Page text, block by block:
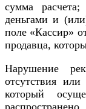
сумма
деньгами и
поле «Кассир»
продавца,
Нарушение
отсутствия
который